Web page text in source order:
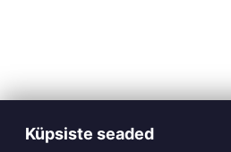
Küpsiste seaded